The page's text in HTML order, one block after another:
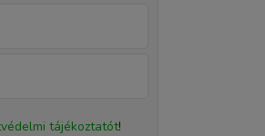
tájékoztatót!